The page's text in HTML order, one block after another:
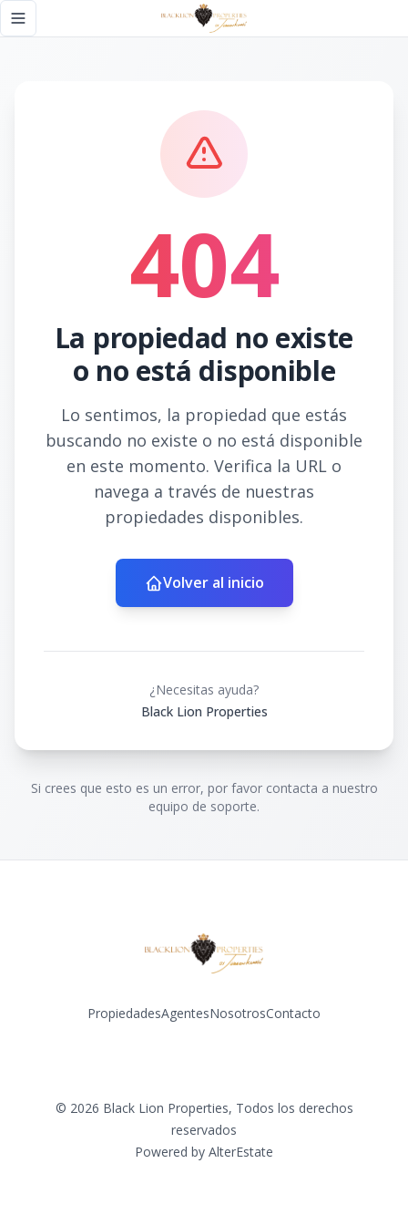
Toggle navigation menu
404
La propiedad no existe
o no está disponible
Lo sentimos, la propiedad que estás
buscando no existe o no está disponible
en este momento. Verifica la URL o
navega a través de nuestras
propiedades disponibles.
Volver al inicio
¿Necesitas ayuda?
Black Lion Properties
Si crees que esto es un error, por favor contacta a nuestro
equipo de soporte.
PropiedadesAgentesNosotrosContacto
© 2026 Black Lion Properties, Todos los derechos
reservados
Powered by AlterEstate
Página no encontrada - Black Lion Properties